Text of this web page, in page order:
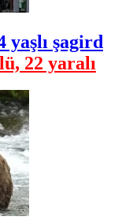
yaşlı şagird
22 yaralı